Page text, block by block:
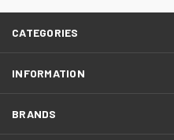
CATEGORIES
INFORMATION
BRANDS